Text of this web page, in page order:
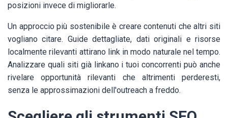
posizioni invece di migliorarle.
Un approccio più sostenibile è creare contenuti che altri siti
vogliano citare. Guide dettagliate, dati originali e risorse
localmente rilevanti attirano link in modo naturale nel tempo.
Analizzare quali siti già linkano i tuoi concorrenti può anche
rivelare opportunità rilevanti che altrimenti perderesti,
senza le approssimazioni dell'outreach a freddo.